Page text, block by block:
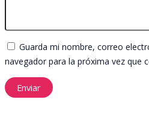
Guarda mi nombre, correo
navegador para la próxima vez que